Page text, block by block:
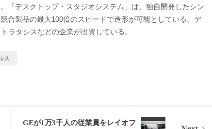
「デスクトップ・スタジオシステム」は、独自開発したシン
合製品の最大100倍のスピードで造形が可能としている。デ
ラタシスなどの企業が出資している。
ス
GEが1万3千人の従業員をレイオフ